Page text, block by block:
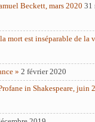
Beckett, mars 2020 31
mort est inséparable de la
» 2 février 2020
in Shakespeare, juin